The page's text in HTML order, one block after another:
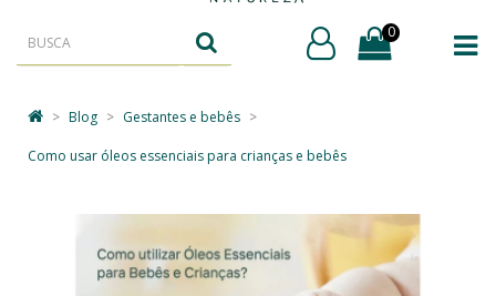
0
Blog Gestantes e bebês
Como usar óleos essenciais para crianças e bebês